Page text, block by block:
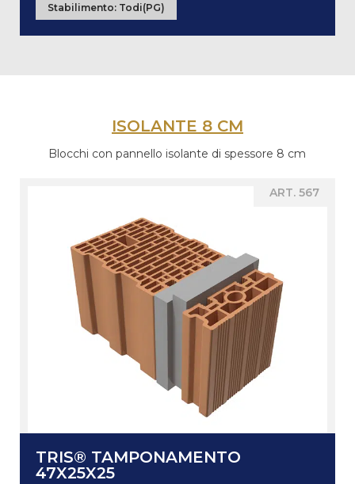
Stabilimento: Todi(PG)
ISOLANTE 8 CM
Blocchi con pannello isolante di spessore 8 cm
ART. 567
TRIS® TAMPONAMENTO
47X25X25